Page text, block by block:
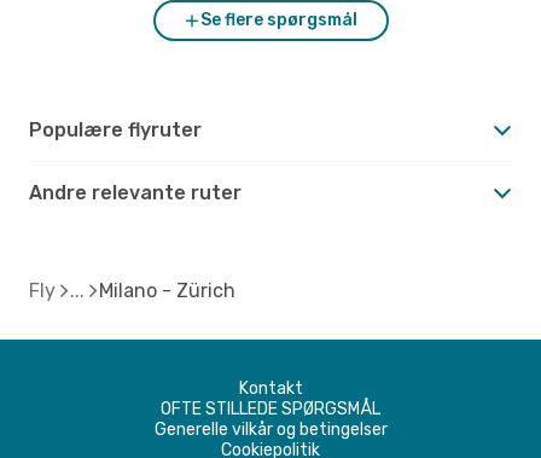
Se flere spørgsmål
Populære flyruter
Andre relevante ruter
Fly Milano - Zürich
Kontakt
OFTE STILLEDE SPØRGSMÅL
Generelle vilkår og betingelser
Cookiepolitik